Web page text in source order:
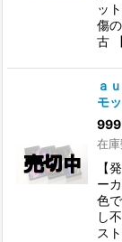
ッ
傷
古
ａ
モ
999
在
【
ー
色
し
ス